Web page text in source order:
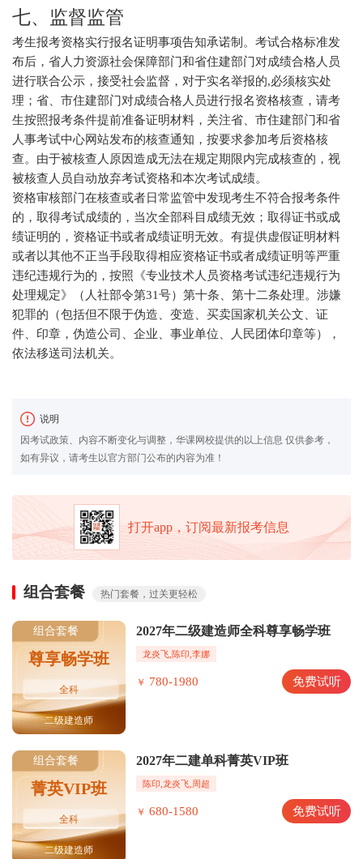
七、监督监管
考生报考资格实行报名证明事项告知承诺制。考试合格标准发
布后，省人力资源社会保障部门和省住建部门对成绩合格人员
进行联合公示，接受社会监督，对于实名举报的,必须核实处
理；省、市住建部门对成绩合格人员进行报名资格核查，请考
生按照报考条件提前准备证明材料，关注省、市住建部门和省
人事考试中心网站发布的核查通知，按要求参加考后资格核
查。由于被核查人原因造成无法在规定期限内完成核查的，视
被核查人员自动放弃考试资格和本次考试成绩。
资格审核部门在核查或者日常监管中发现考生不符合报考条件
的，取得考试成绩的，当次全部科目成绩无效；取得证书或成
绩证明的，资格证书或者成绩证明无效。有提供虚假证明材料
或者以其他不正当手段取得相应资格证书或者成绩证明等严重
违纪违规行为的，按照《专业技术人员资格考试违纪违规行为
处理规定》（人社部令第31号）第十条、第十二条处理。涉嫌
犯罪的（包括但不限于伪造、变造、买卖国家机关公文、证
件、印章，伪造公司、企业、事业单位、人民团体印章等），
依法移送司法机关。
说明
因考试政策、内容不断变化与调整，华课网校提供的以上信息 仅供参考，
如有异议，请考生以官方部门公布的内容为准！
打开app，订阅最新报考信息
组合套餐 热门套餐，过关更轻松
组合套餐
尊享畅学班
全科
二级建造师
2027年二级建造师全科尊享畅学班
龙炎飞,陈印,李娜
￥ 780-1980 免费试听
组合套餐
菁英VIP班
全科
二级建造师
2027年二建单科菁英VIP班
陈印,龙炎飞,周超
￥ 680-1580 免费试听